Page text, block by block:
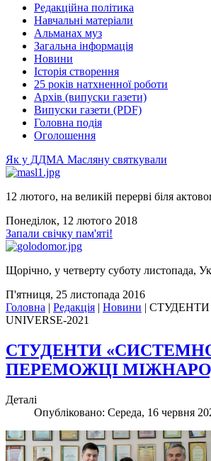
Редакційна політика
Навчальні матеріали
Альманах муз
Загальна інформація
Новини
Історія створення
25 років натхненної роботи
Архів (випуски газети)
Випуски газети (PDF)
Головна подія
Оголошення
Як у ДДМА Масляну святкували
12 лютого, на великій перерві біля
Понеділок, 12 лютого 2018
Запали свічку пам'яті!
Щорічно, у четверту суботу листопада,
П'ятниця, 25 листопада 2016
Головна | Редакція | Новини | СТУДЕНТИ
UNIVERSE-2021
СТУДЕНТИ
ПЕРЕМОЖЦІ
Деталі
Опубліковано: Середа, 16 червня